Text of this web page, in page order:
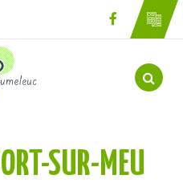
Lien vers le
Aller
SUR-MEU